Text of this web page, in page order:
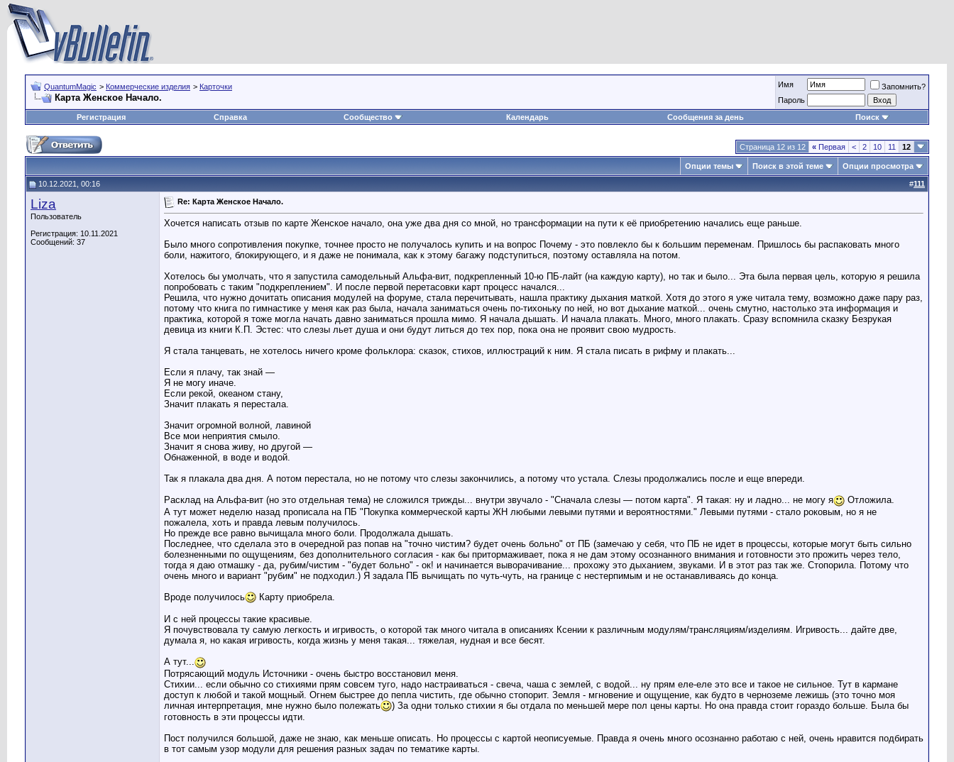
QuantumMagic > Коммерческие изделия > Карточки
Карта Женское Начало.
Имя
Запомнить?
Пароль
Регистрация
Справка Сообщество Календарь Сообщения за день Поиск
Страница 12 из 12 « Первая < 2 10 11 12
Опции темы Поиск в этой теме Опции просмотра
10.12.2021, 00:16 #111
Liza
Пользователь
Регистрация: 10.11.2021
Сообщений: 37
Re: Карта Женское Начало.
Хочется написать отзыв по карте Женское начало, она уже два дня со мной, но трансформации на пути к её приобретению начались еще раньше.
Было много сопротивления покупке, точнее просто не получалось купить и на вопрос Почему - это повлекло бы к большим переменам. Пришлось бы распаковать много
боли, нажитого, блокирующего, и я даже не понимала, как к этому багажу подступиться, поэтому оставляла на потом.
Хотелось бы умолчать, что я запустила самодельный Альфа-вит, подкрепленный 10-ю ПБ-лайт (на каждую карту), но так и было... Эта была первая цель, которую я решила
попробовать с таким "подкреплением". И после первой перетасовки карт процесс начался...
Решила, что нужно дочитать описания модулей на форуме, стала перечитывать, нашла практику дыхания маткой. Хотя до этого я уже читала тему, возможно даже пару раз,
потому что книга по гимнастике у меня как раз была, начала заниматься очень по-тихоньку по ней, но вот дыхание маткой... очень смутно, настолько эта информация и
практика, которой я тоже могла начать давно заниматься прошла мимо. Я начала дышать. И начала плакать. Много, много плакать. Сразу вспомнила сказку Безрукая
девица из книги К.П. Эстес: что слезы льет душа и они будут литься до тех пор, пока она не проявит свою мудрость.
Я стала танцевать, не хотелось ничего кроме фольклора: сказок, стихов, иллюстраций к ним. Я стала писать в рифму и плакать...
Если я плачу, так знай —
Я не могу иначе.
Если рекой, океаном стану,
Значит плакать я перестала.
Значит огромной волной, лавиной
Все мои неприятия смыло.
Значит я снова живу, но другой —
Обнаженной, в воде и водой.
Так я плакала два дня. А потом перестала, но не потому что слезы закончились, а потому что устала. Слезы продолжались после и еще впереди.
Расклад на Альфа-вит (но это отдельная тема) не сложился трижды... внутри звучало - "Сначала слезы — потом карта". Я такая: ну и ладно... не могу я
Отложила.
А тут может неделю назад прописала на ПБ "Покупка коммерческой карты ЖН любыми левыми путями и вероятностями." Левыми путями - стало роковым, но я не
пожалела, хоть и правда левым получилось.
Но прежде все равно вычищала много боли. Продолжала дышать.
Последнее, что сделала это в очередной раз попав на "точно чистим? будет очень больно" от ПБ (замечаю у себя, что ПБ не идет в процессы, которые могут быть сильно
болезненными по ощущениям, без дополнительного согласия - как бы притормаживает, пока я не дам этому осознанного внимания и готовности это прожить через тело,
тогда я даю отмашку - да, рубим/чистим - "будет больно" - ок! и начинается выворачивание... прохожу это дыханием, звуками. И в этот раз так же. Стопорила. Потому что
очень много и вариант "рубим" не подходил.) Я задала ПБ вычищать по чуть-чуть, на границе с нестерпимым и не останавливаясь до конца.
Вроде получилось
Карту приобрела.
И с ней процессы такие красивые.
Я почувствовала ту самую легкость и игривость, о которой так много читала в описаниях Ксении к различным модулям/трансляциям/изделиям. Игривость... дайте две,
думала я, но какая игривость, когда жизнь у меня такая... тяжелая, нудная и все бесят.
А тут...
Потрясающий модуль Источники - очень быстро восстановил меня.
Стихии... если обычно со стихиями прям совсем туго, надо настраиваться - свеча, чаша с землей, с водой... ну прям еле-еле это все и такое не сильное. Тут в кармане
доступ к любой и такой мощный. Огнем быстрее до пепла чистить, где обычно стопорит. Земля - мгновение и ощущение, как будто в черноземе лежишь (это точно моя
личная интерпретация, мне нужно было полежать
) За одни только стихии я бы отдала по меньшей мере пол цены карты. Но она правда стоит гораздо больше. Была бы
готовность в эти процессы идти.
Пост получился большой, даже не знаю, как меньше описать. Но процессы с картой неописуемые. Правда я очень много осознанно работаю с ней, очень нравится подбирать
в тот самым узор модули для решения разных задач по тематике карты.